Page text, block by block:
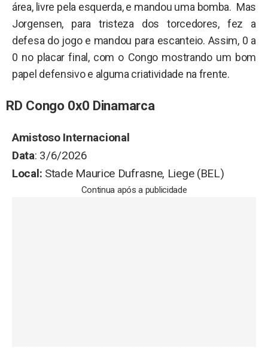
área, livre pela esquerda, e mandou uma bomba. Mas
Jorgensen, para tristeza dos torcedores, fez a
defesa do jogo e mandou para escanteio. Assim, 0 a
0 no placar final, com o Congo mostrando um bom
papel defensivo e alguma criatividade na frente.
RD Congo 0x0 Dinamarca
Amistoso Internacional
Data: 3/6/2026
Local: Stade Maurice Dufrasne, Liege (BEL)
Continua após a publicidade